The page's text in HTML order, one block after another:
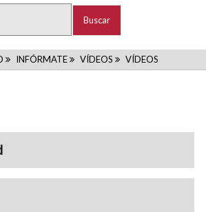
RUTA
INFÓRMATE VÍDEOS VÍDEOS